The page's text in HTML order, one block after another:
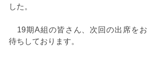
した。
19期A組の皆さん、次回の出席をお
待ちしております。